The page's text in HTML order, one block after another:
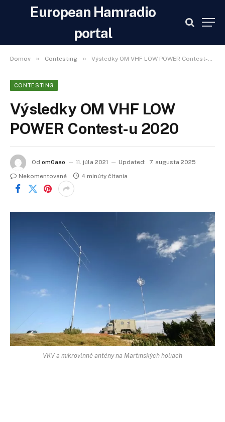
European Hamradio
portal
Domov » Contesting » Výsledky OM VHF LOW POWER Contest-u 2020
CONTESTING
Výsledky OM VHF LOW
POWER Contest-u 2020
Od om0aao 11. júla 2021 Updated:
7. augusta 2025
Nekomentované
4 minúty čítania
VKV a mikrovlnné antény na Martinských holiach